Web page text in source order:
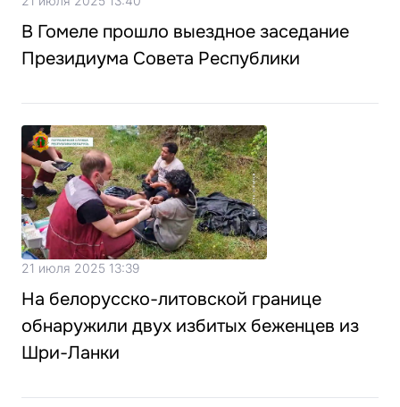
В Гомеле прошло выездное заседание
Президиума Совета Республики
21 июля 2025 13:39
На белорусско-литовской границе
обнаружили двух избитых беженцев из
Шри-Ланки